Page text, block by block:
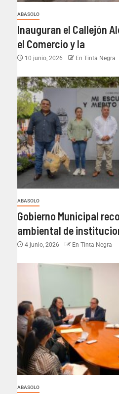
ABASOLO
Inauguran el Callejón
el Comercio y la
10 junio, 2026 En Tinta Negra
ABASOLO
Gobierno Municipal
ambiental de
4 junio, 2026 En Tinta Negra
ABASOLO